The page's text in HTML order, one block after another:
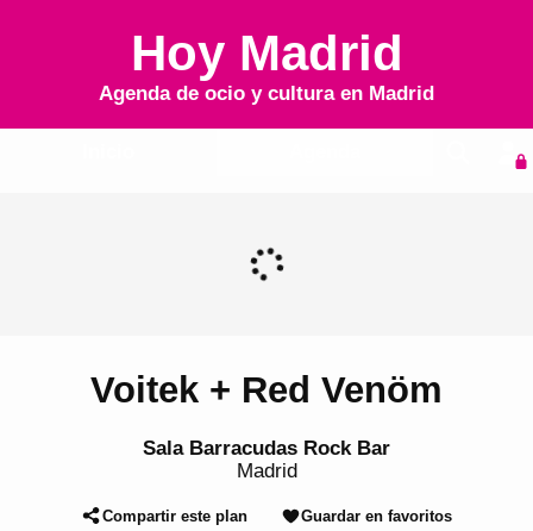
Hoy Madrid
Agenda de ocio y cultura en Madrid
Voitek + Red Venöm
Sala Barracudas Rock Bar
Madrid
Compartir este plan Guardar en favoritos